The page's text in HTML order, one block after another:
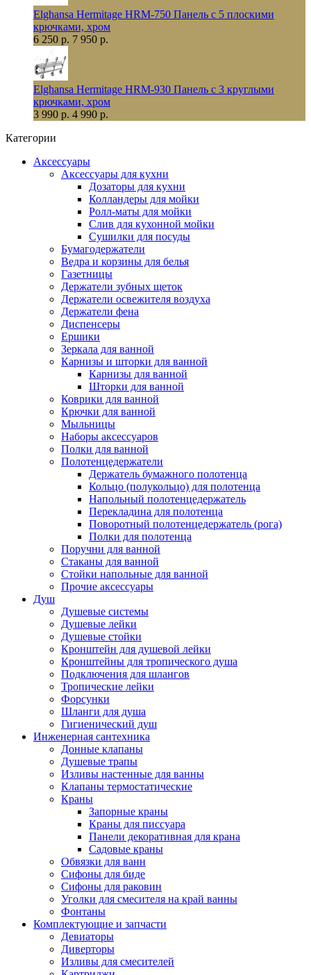
Elghansa Hermitage HRM-750 Панель с 5 плоскими
крючками, хром
6 250 р. 7 950 р.
Elghansa Hermitage HRM-930 Панель с 3 круглыми
крючками, хром
3 990 р. 4 990 р.
Категории
Аксессуары
Аксессуары для кухни
Дозаторы для кухни
Колландеры для мойки
Ролл-маты для мойки
Слив для кухонной мойки
Сушилки для посуды
Бумагодержатели
Ведра и корзины для белья
Газетницы
Держатели зубных щеток
Держатели освежителя воздуха
Держатели фена
Диспенсеры
Ершики
Зеркала для ванной
Карнизы и шторки для ванной
Карнизы для ванной
Шторки для ванной
Коврики для ванной
Крючки для ванной
Мыльницы
Наборы аксессуаров
Полки для ванной
Полотенцедержатели
Держатель бумажного полотенца
Кольцо (полукольцо) для полотенца
Напольный полотенцедержатель
Перекладина для полотенца
Поворотный полотенцедержатель (рога)
Полки для полотенца
Поручни для ванной
Стаканы для ванной
Стойки напольные для ванной
Прочие аксессуары
Душ
Душевые системы
Душевые лейки
Душевые стойки
Кронштейн для душевой лейки
Кронштейны для тропического душа
Подключения для шлангов
Тропические лейки
Форсунки
Шланги для душа
Гигиенический душ
Инженерная сантехника
Донные клапаны
Душевые трапы
Изливы настенные для ванны
Клапаны термостатические
Краны
Запорные краны
Краны для писсуара
Панели декоративная для крана
Садовые краны
Обвязки для ванн
Сифоны для биде
Сифоны для раковин
Уголки для смесителя на край ванны
Фонтаны
Комплектующие и запчасти
Девиаторы
Диверторы
Изливы для смесителей